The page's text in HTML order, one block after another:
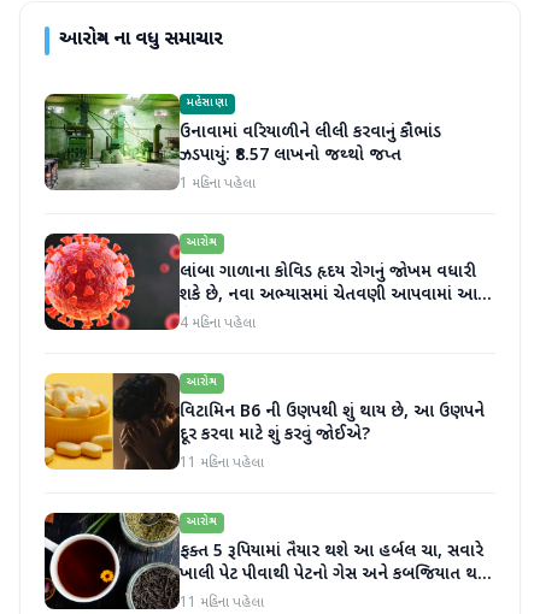
આરોગ્યના વધુ સમાચાર
મહેસાણા
ઉનાવામાં વરિયાળીને લીલી કરવાનું કૌભાંડ
ઝડપાયું: ₹8.57 લાખનો જથ્થો જપ્ત
1 મહિના પહેલા
આરોગ્ય
લાંબા ગાળાના કોવિડ હૃદય રોગનું જોખમ વધારી
શકે છે, નવા અભ્યાસમાં ચેતવણી આપવામાં આવી
છે
4 મહિના પહેલા
આરોગ્ય
વિટામિન B6 ની ઉણપથી શું થાય છે, આ ઉણપને
દૂર કરવા માટે શું કરવું જોઈએ?
11 મહિના પહેલા
આરોગ્ય
ફક્ત 5 રૂપિયામાં તૈયાર થશે આ હર્બલ ચા, સવારે
ખાલી પેટ પીવાથી પેટનો ગેસ અને કબજિયાત થશે
દૂર
11 મહિના પહેલા